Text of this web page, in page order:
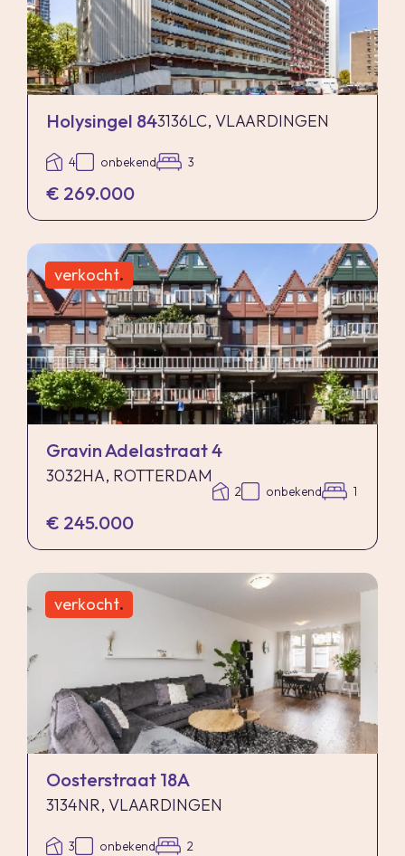
Holysingel 843136LC, VLAARDINGEN
4 onbekend 3
€ 269.000
verkocht.
Gravin Adelastraat 4
3032HA, ROTTERDAM
2 onbekend 1
€ 245.000
verkocht.
Oosterstraat 18A
3134NR, VLAARDINGEN
3 onbekend 2